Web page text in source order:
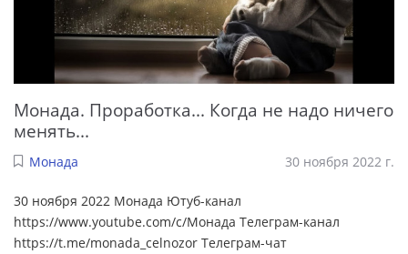
Монада. Проработка... Когда не надо ничего
менять...
Монада 30 ноября 2022 г.
30 ноября 2022 Монада Ютуб-канал
https://www.youtube.com/c/Монада Телеграм-канал
https://t.me/monada_celnozor Телеграм-чат